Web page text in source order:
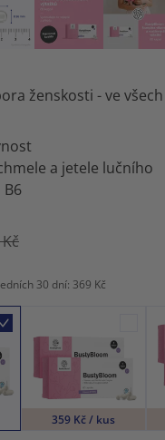
ženskosti - ve
a jetele lučního
B6
30 dní: 369 Kč
359 Kč / kus